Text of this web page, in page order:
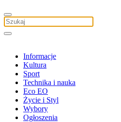
Informacje
Kultura
Sport
Technika i nauka
Eco EO
Życie i Styl
Wybory
Ogłoszenia